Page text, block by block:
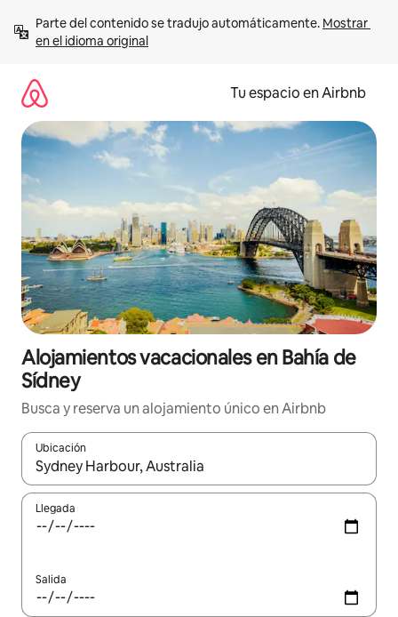
contenido
Parte del contenido se tradujo automáticamente. Mostrar
en el idioma original
Tu espacio en Airbnb
Alojamientos vacacionales en Bahía de
Sídney
Busca y reserva un alojamiento único en Airbnb
Ubicación
Cuando los resultados estén disponibles, podrás navegar
Llegada
Salida